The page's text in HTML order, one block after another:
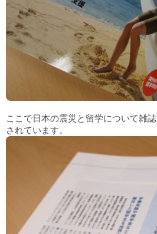
ここで日本の震災と留学について雑
されています。